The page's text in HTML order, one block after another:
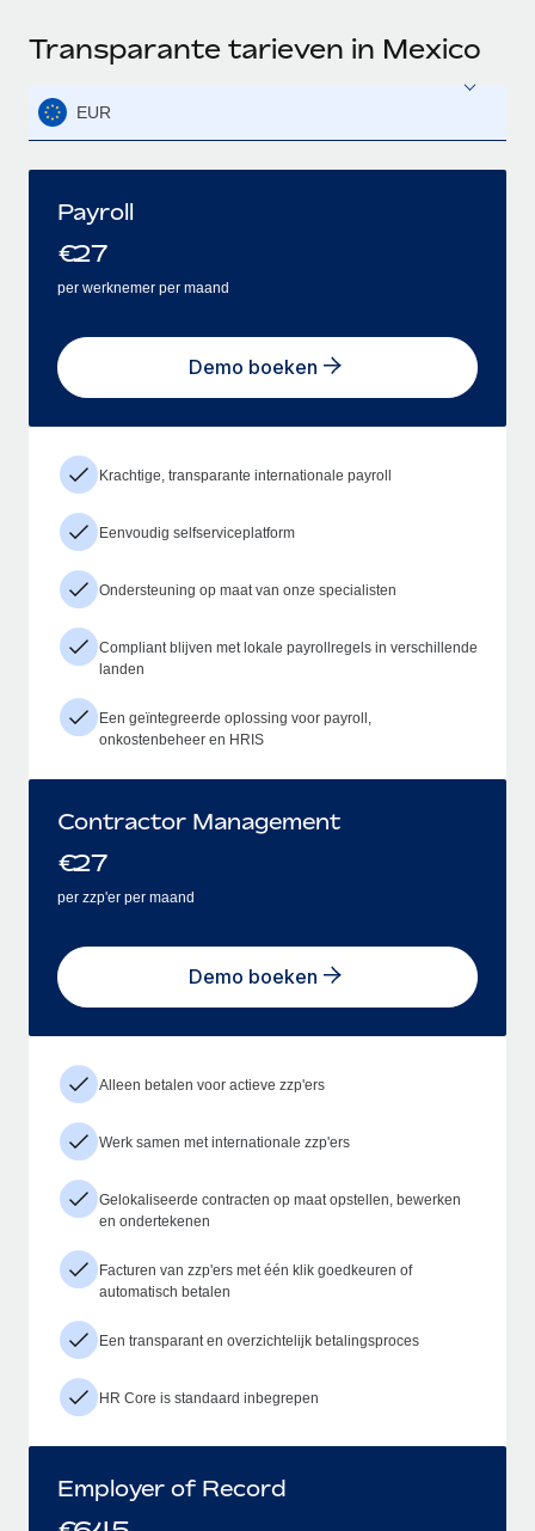
Transparante tarieven in Mexico
EUR
Payroll
€27
per werknemer per maand
Demo boeken
Krachtige, transparante internationale payroll
Eenvoudig selfserviceplatform
Ondersteuning op maat van onze specialisten
Compliant blijven met lokale payrollregels in verschillende
landen
Een geïntegreerde oplossing voor payroll,
onkostenbeheer en HRIS
Contractor Management
€27
per zzp'er per maand
Demo boeken
Alleen betalen voor actieve zzp'ers
Werk samen met internationale zzp'ers
Gelokaliseerde contracten op maat opstellen, bewerken
en ondertekenen
Facturen van zzp'ers met één klik goedkeuren of
automatisch betalen
Een transparant en overzichtelijk betalingsproces
HR Core is standaard inbegrepen
Employer of Record